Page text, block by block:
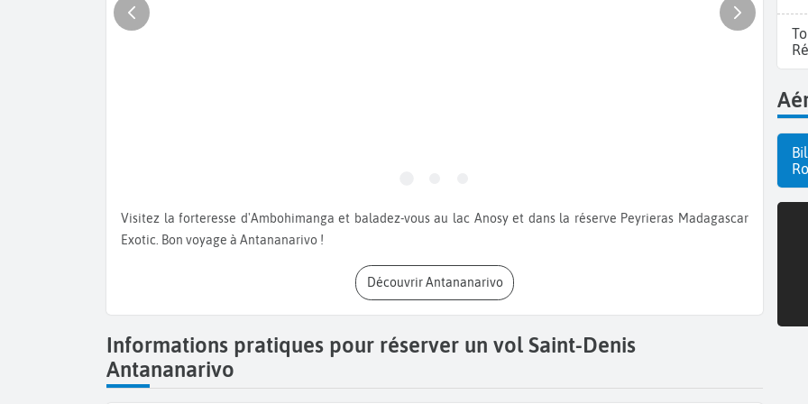
Visitez la forteresse d'Ambohimanga et baladez-vous au lac Anosy et dans la réserve Peyrieras Madagascar
Exotic. Bon voyage à Antananarivo !
Découvrir Antananarivo
Informations pratiques pour réserver un vol Saint-Denis
Antananarivo